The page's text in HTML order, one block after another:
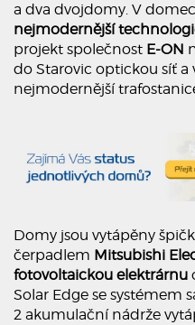
a dva dvojdomy. V
nejmodernější
projekt společnost E-ON
do Starovic optickou síť
nejmodernější
Domy jsou vytápěny
čerpadlem Mitsubishi
fotovoltaickou elektrárnu
Solar Edge se systémem
2 akumulační nádrže